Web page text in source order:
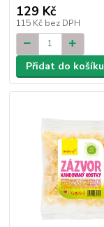
129 Kč
115 Kč bez DPH
Přidat do košíku